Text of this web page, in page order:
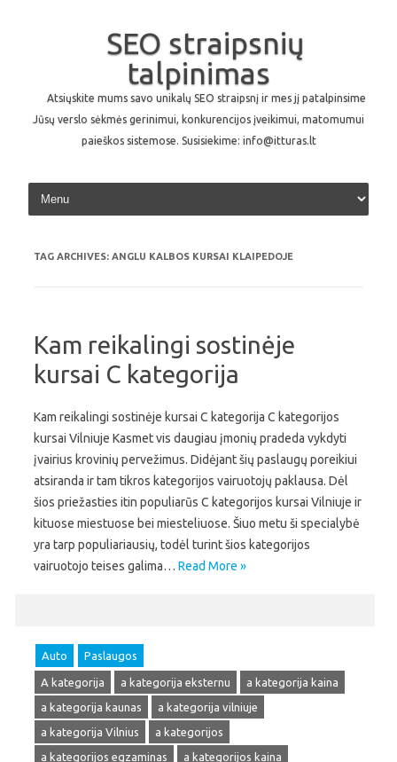
SEO straipsnių
talpinimas
Atsiųskite mums savo unikalų SEO straipsnį ir mes jį patalpinsime
Jūsų verslo sėkmės gerinimui, konkurencijos įveikimui, matomumui
paieškos sistemose. Susisiekime: info@itturas.lt
Skip to content
TAG ARCHIVES: ANGLU KALBOS KURSAI KLAIPEDOJE
Kam reikalingi sostinėje
kursai C kategorija
Kam reikalingi sostinėje kursai C kategorija C kategorijos
kursai Vilniuje Kasmet vis daugiau įmonių pradeda vykdyti
įvairius krovinių pervežimus. Didėjant šių paslaugų poreikiui
atsiranda ir tam tikros kategorijos vairuotojų paklausa. Dėl
šios priežasties itin populiarūs C kategorijos kursai Vilniuje ir
kituose miestuose bei miesteliuose. Šiuo metu ši specialybė
yra tarp populiariausių, todėl turint šios kategorijos
vairuotojo teises galima… Read More »
Auto Paslaugos
A kategorija a kategorija eksternu
a kategorija kaina
a kategorija kaunas
a kategorija vilniuje
a kategorija Vilnius
a kategorijos
a kategorijos egzaminas
a kategorijos kaina